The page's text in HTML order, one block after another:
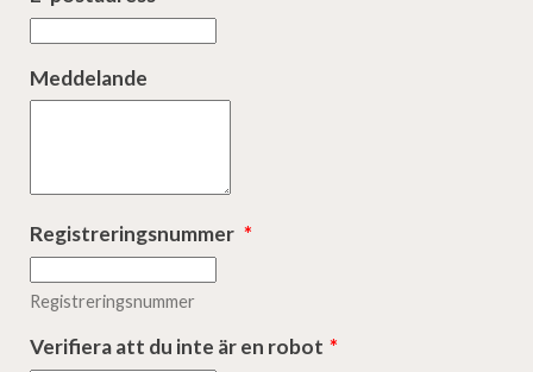
Meddelande
Registreringsnummer *
Registreringsnummer
Verifiera att du inte är en robot *